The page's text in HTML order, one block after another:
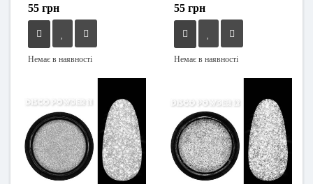
55 грн
Немає в наявності
55 грн
Немає в наявності